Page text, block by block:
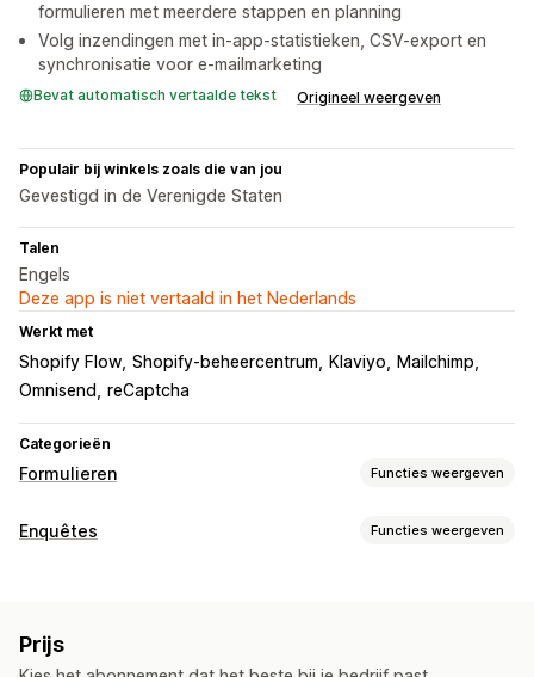
formulieren met meerdere stappen en planning
Volg inzendingen met in-app-statistieken, CSV-export en
synchronisatie voor e-mailmarketing
Bevat automatisch vertaalde tekst Origineel weergeven
Populair bij winkels zoals die van jou
Gevestigd in de Verenigde Staten
Talen
Engels
Deze app is niet vertaald in het Nederlands
Werkt met
Shopify Flow Shopify-beheercentrum Klaviyo
Mailchimp
Omnisend
reCaptcha
Categorieën
Formulieren Functies weergeven
Formuliertypen
Groothandel
Enquêtes Functies weergeven
Drag-and-drop-editor
Prijs